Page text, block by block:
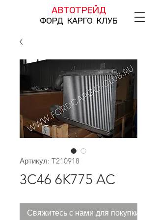
АВТОТРЕЙД
ФОРД КАРГО КЛУБ
Артикул: T210918
3C46 6K775 AC
Свяжитесь с нами для покупки